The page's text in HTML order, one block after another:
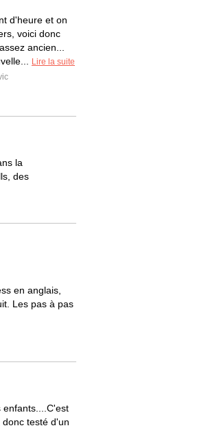
d'heure et on
voici donc
ancien...
Lire la suite
la
des
en anglais,
Les pas à pas
enfants....C'est
testé d'un